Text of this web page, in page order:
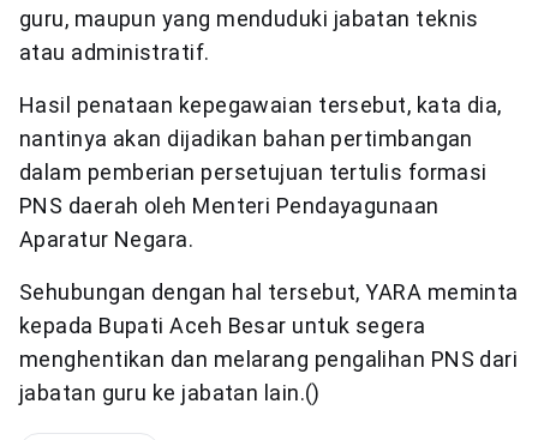
guru, maupun yang menduduki jabatan teknis
atau administratif.
Hasil penataan kepegawaian tersebut, kata dia,
nantinya akan dijadikan bahan pertimbangan
dalam pemberian persetujuan tertulis formasi
PNS daerah oleh Menteri Pendayagunaan
Aparatur Negara.
Sehubungan dengan hal tersebut, YARA meminta
kepada Bupati Aceh Besar untuk segera
menghentikan dan melarang pengalihan PNS dari
jabatan guru ke jabatan lain.()